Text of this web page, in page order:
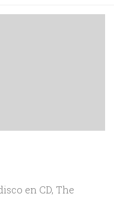
en CD, The